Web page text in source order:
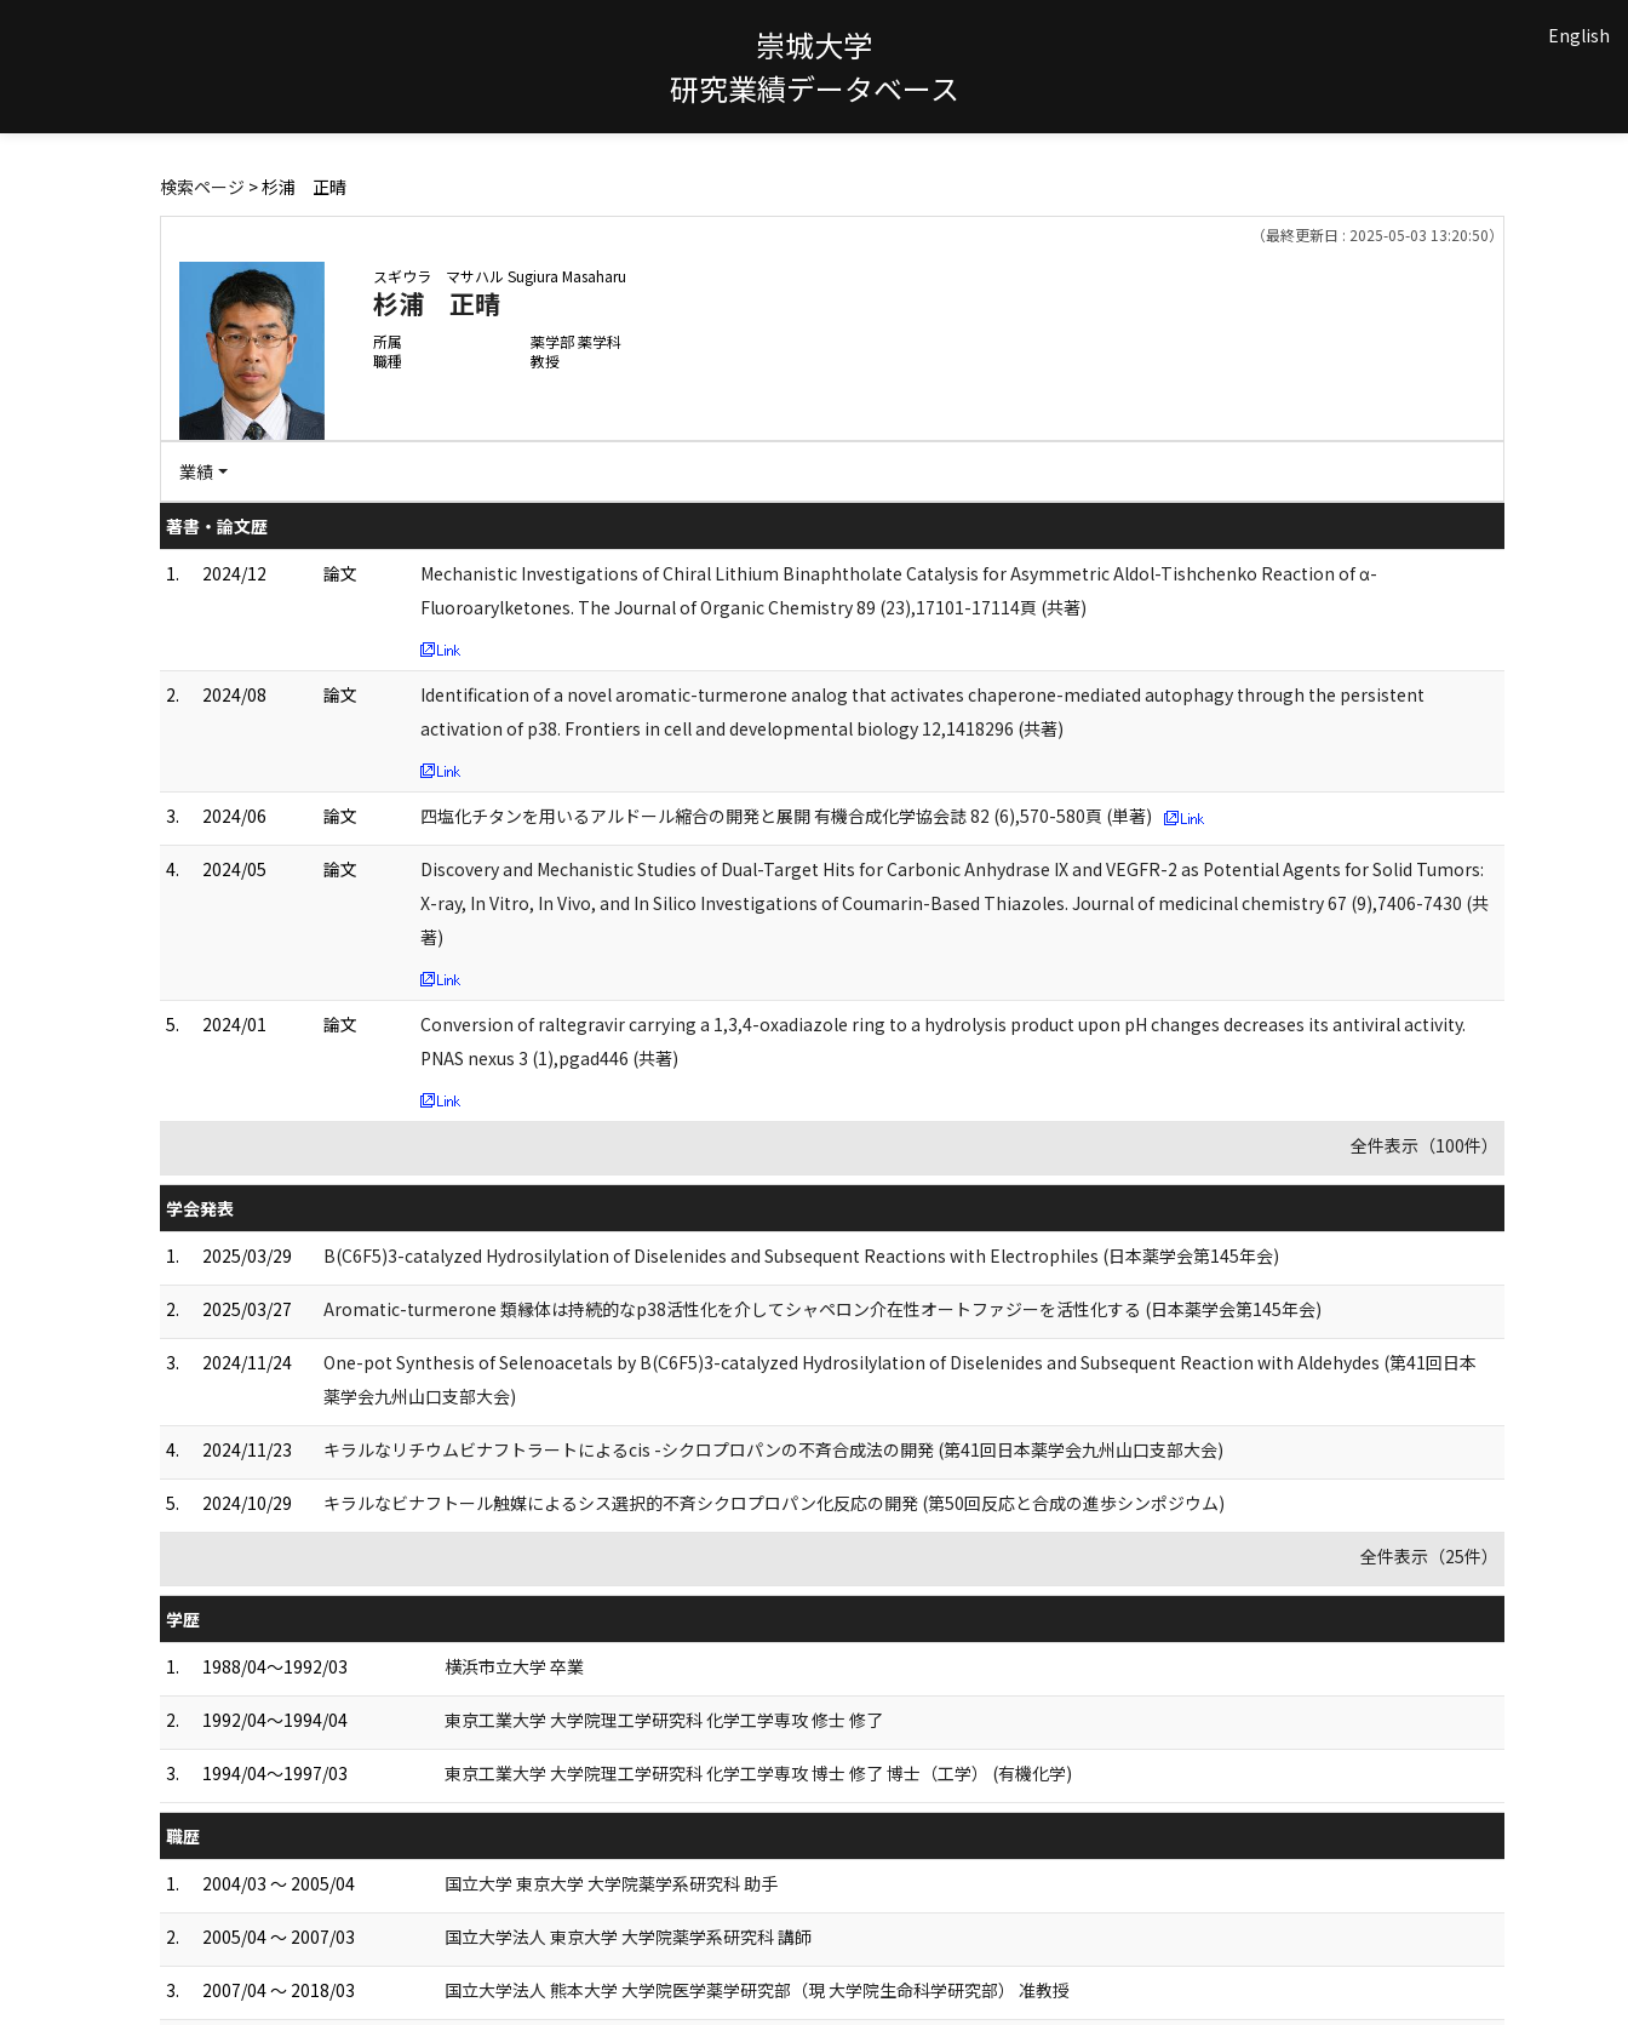
崇城大学
研究業績データベース
English
検索ページ > 杉浦 正晴
（最終更新日 : 2025-05-03 13:20:50）
スギウラ マサハル Sugiura Masaharu
杉浦 正晴
所属
薬学部 薬学科
職種
教授
業績
著書・論文歴
1.
2024/12 論文
Mechanistic Investigations of Chiral Lithium Binaphtholate Catalysis for Asymmetric Aldol-Tishchenko Reaction of α-
Fluoroarylketones. The Journal of Organic Chemistry 89 (23),17101-17114頁 (共著)
2. 2024/08 論文
Identification of a novel aromatic-turmerone analog that activates chaperone-mediated autophagy through the persistent
activation of p38. Frontiers in cell and developmental biology 12,1418296 (共著)
3. 2024/06 論文 四塩化チタンを用いるアルドール縮合の開発と展開 有機合成化学協会誌 82 (6),570-580頁 (単著)
4. 2024/05 論文
Discovery and Mechanistic Studies of Dual-Target Hits for Carbonic Anhydrase IX and VEGFR-2 as Potential Agents for Solid Tumors:
X-ray, In Vitro, In Vivo, and In Silico Investigations of Coumarin-Based Thiazoles. Journal of medicinal chemistry 67 (9),7406-7430 (共
著)
5. 2024/01 論文
Conversion of raltegravir carrying a 1,3,4-oxadiazole ring to a hydrolysis product upon pH changes decreases its antiviral activity.
PNAS nexus 3 (1),pgad446 (共著)
全件表示（100件）
学会発表
1.
2025/03/29 B(C6F5)3-catalyzed Hydrosilylation of Diselenides and Subsequent Reactions with Electrophiles (日本薬学会第145年会)
2. 2025/03/27 Aromatic-turmerone 類縁体は持続的なp38活性化を介してシャペロン介在性オートファジーを活性化する (日本薬学会第145年会)
3. 2024/11/24
One-pot Synthesis of Selenoacetals by B(C6F5)3-catalyzed Hydrosilylation of Diselenides and Subsequent Reaction with Aldehydes (第41回日本
薬学会九州山口支部大会)
4. 2024/11/23 キラルなリチウムビナフトラートによるcis -シクロプロパンの不斉合成法の開発 (第41回日本薬学会九州山口支部大会)
5. 2024/10/29 キラルなビナフトール触媒によるシス選択的不斉シクロプロパン化反応の開発 (第50回反応と合成の進歩シンポジウム)
全件表示（25件）
学歴
1.
1988/04～1992/03 横浜市立大学 卒業
2. 1992/04～1994/04 東京工業大学 大学院理工学研究科 化学工学専攻 修士 修了
3. 1994/04～1997/03 東京工業大学 大学院理工学研究科 化学工学専攻 博士 修了 博士（工学） (有機化学)
職歴
1.
2004/03 ～ 2005/04 国立大学 東京大学 大学院薬学系研究科 助手
2. 2005/04 ～ 2007/03 国立大学法人 東京大学 大学院薬学系研究科 講師
3. 2007/04 ～ 2018/03 国立大学法人 熊本大学 大学院医学薬学研究部（現 大学院生命科学研究部） 准教授